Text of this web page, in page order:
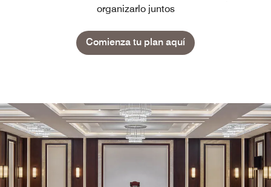
organizarlo juntos
Comienza tu plan aquí